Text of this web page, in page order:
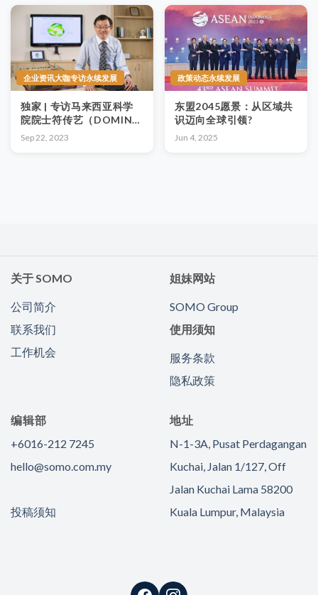
企业资讯大咖专访永续发展
独家 | 专访马来西亚科学
院院士符传艺（DOMINIC
FOO）教授——为何实践
Sep 22, 2023
政策动态永续发展
东盟2045愿景：从区域共
识迈向全球引领?
Jun 4, 2025
关于 SOMO
公司简介
联系我们
工作机会
姐妹网站
SOMO Group
使用须知
服务条款
隐私政策
编辑部
+6016-212 7245
hello@somo.com.my
投稿须知
地址
N-1-3A, Pusat Perdagangan
Kuchai, Jalan 1/127, Off
Jalan Kuchai Lama 58200
Kuala Lumpur, Malaysia